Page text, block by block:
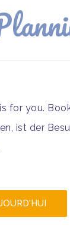
for you.
ist der